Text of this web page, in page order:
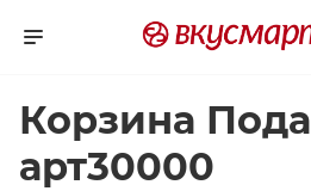
Корзина
арт30000